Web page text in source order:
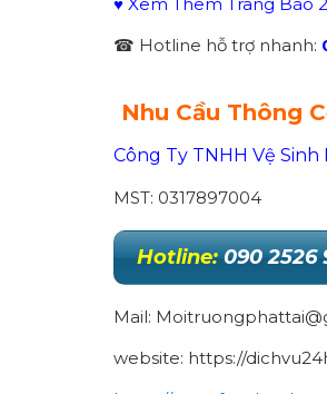
☎ Hotline hỗ trợ nhanh:
Nhu Cầu Thông
Công Ty TNHH Vệ
MST: 0317897004
Hotline: 090 2526
Mail:
website: https://